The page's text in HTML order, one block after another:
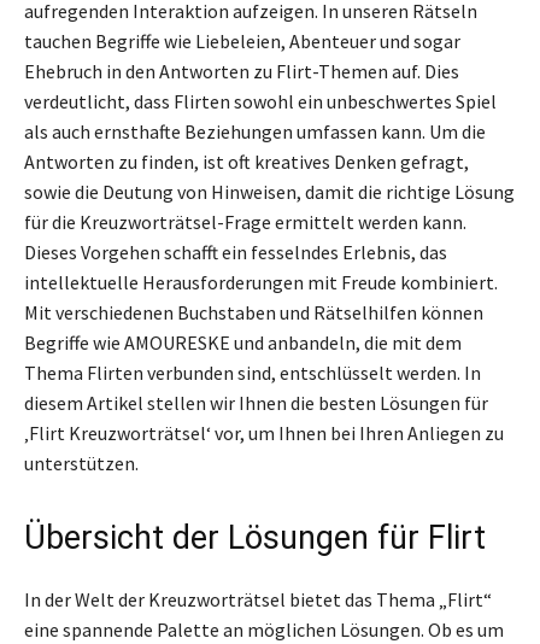
aufregenden Interaktion aufzeigen. In unseren Rätseln
tauchen Begriffe wie Liebeleien, Abenteuer und sogar
Ehebruch in den Antworten zu Flirt-Themen auf. Dies
verdeutlicht, dass Flirten sowohl ein unbeschwertes Spiel
als auch ernsthafte Beziehungen umfassen kann. Um die
Antworten zu finden, ist oft kreatives Denken gefragt,
sowie die Deutung von Hinweisen, damit die richtige Lösung
für die Kreuzworträtsel-Frage ermittelt werden kann.
Dieses Vorgehen schafft ein fesselndes Erlebnis, das
intellektuelle Herausforderungen mit Freude kombiniert.
Mit verschiedenen Buchstaben und Rätselhilfen können
Begriffe wie AMOURESKE und anbandeln, die mit dem
Thema Flirten verbunden sind, entschlüsselt werden. In
diesem Artikel stellen wir Ihnen die besten Lösungen für
‚Flirt Kreuzworträtsel‘ vor, um Ihnen bei Ihren Anliegen zu
unterstützen.
Übersicht der Lösungen für Flirt
In der Welt der Kreuzworträtsel bietet das Thema „Flirt“
eine spannende Palette an möglichen Lösungen. Ob es um